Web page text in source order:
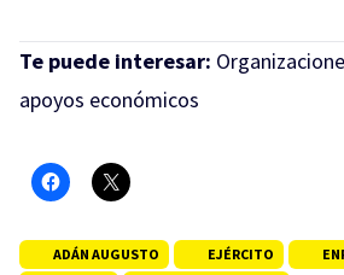
Te puede interesar:
apoyos económicos
ADÁN AUGUSTO EJÉRCITO